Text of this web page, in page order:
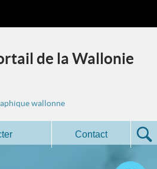
de la Wallonie
wallonne
Contact